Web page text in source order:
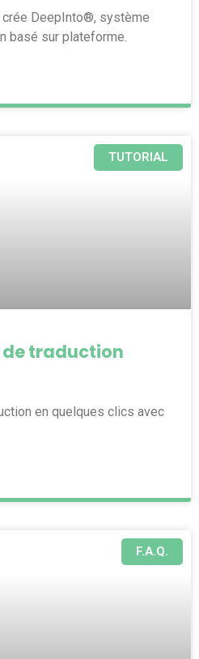
crée DeepInto®, système
basé sur plateforme.
TUTORIAL
de traduction
en quelques clics avec
F.A.Q.